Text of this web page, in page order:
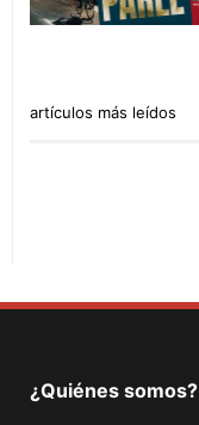
artículos más leídos
¿Quiénes somos?